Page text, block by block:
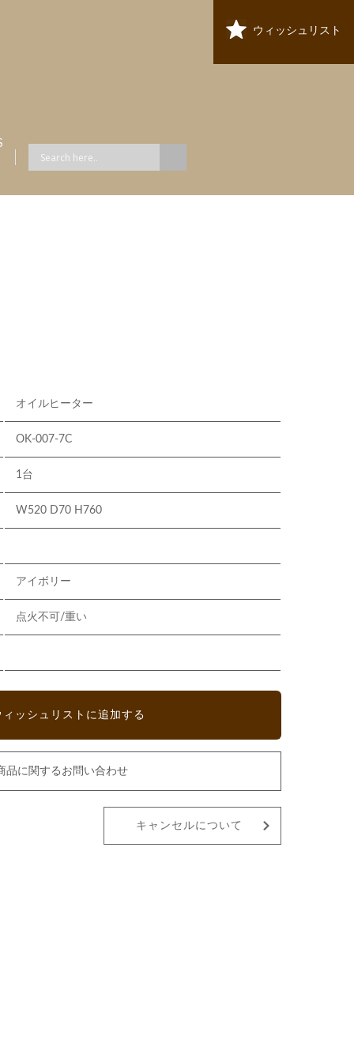
ウィッシュリスト
オイルヒーター
OK-007-7C
1台
W520 D70 H760
アイボリー
点火不可/重い
ィッシュリストに追加する
品に関するお問い合わせ
キャンセルについて